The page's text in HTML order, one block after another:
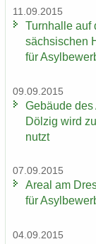
11.09.2015
Turn­hal­le auf
säch­si­schen
für
09.09.2015
Ge­bäu­de des
Döl­zig wird
nutzt
07.09.2015
Areal am
für
04.09.2015